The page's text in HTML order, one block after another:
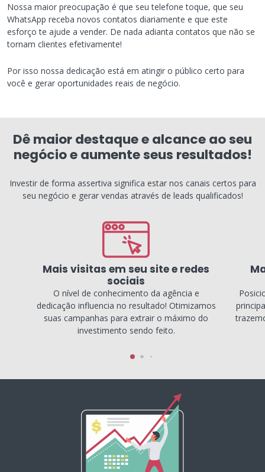
Nossa maior preocupação é que seu telefone toque, que seu
WhatsApp receba novos contatos diariamente e que este
esforço te ajude a vender. De nada adianta contatos que não se
tornam clientes efetivamente!
Por isso nossa dedicação está em atingir o público certo para
você e gerar oportunidades reais de negócio.
Dê maior destaque e alcance ao seu
negócio e aumente seus resultados!
Investir de forma assertiva significa estar nos canais certos para
seu negócio e gerar vendas através de leads qualificados!
Mais visitas em seu site e redes
sociais
O nível de conhecimento da agência e
dedicação influencia no resultado! Otimizamos
suas campanhas para extrair o máximo do
investimento sendo feito.